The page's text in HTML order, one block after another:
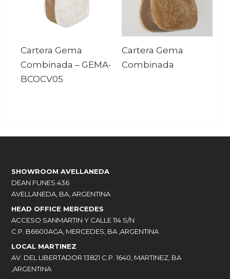
Cartera Gema
Combinada –GEMA-
BCOCV05
Cartera Gema
Combinada
SHOWROOM AVELLANEDA
DEAN FUNES 436
AVELLANEDA, BA, ARGENTINA
HEAD OFFICE MERCEDES
ACCESO SANMARTIN Y CALLE 114 S/N
C.P. B6600AGA, MERCEDES, BA ,ARGENTINA
LOCAL MARTINEZ
AV. DEL LIBERTADOR 13821 C.P. 1640, MARTINEZ, BA
,ARGENTINA